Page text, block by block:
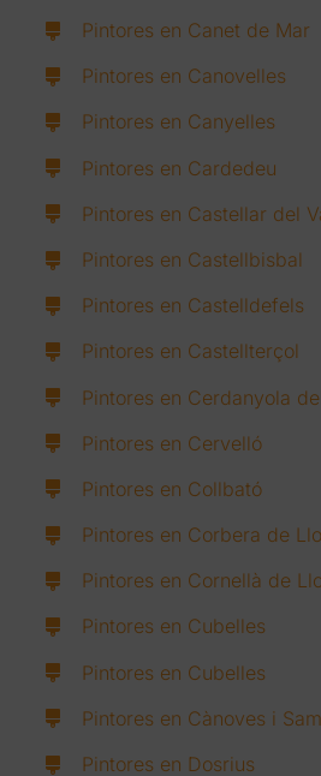
Pintores en Canet de Mar
Pintores en Canovelles
Pintores en Canyelles
Pintores en Cardedeu
Pintores en Castellar del
Pintores en Castellbisbal
Pintores en Castelldefels
Pintores en Castellterçol
Pintores en Cerdanyola
Pintores en Cervelló
Pintores en Collbató
Pintores en Corbera de
Pintores en Cornellà de
Pintores en Cubelles
Pintores en Cubelles
Pintores en Cànoves i
Pintores en Dosrius